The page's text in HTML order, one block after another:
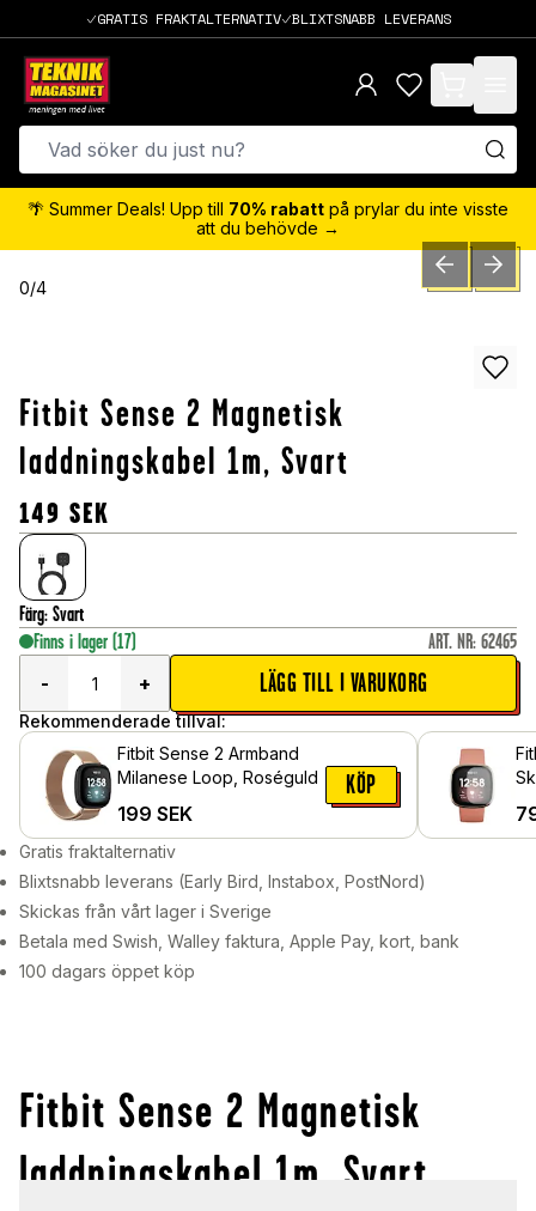
GRATIS FRAKTALTERNATIV BLIXTSNABB LEVERANS
items in cart,
🌴 Summer Deals! Upp till 70% rabatt på prylar du inte visste
att du behövde →
0/4 PREVIOUSNEXT
Fitbit Sense 2 Magnetisk
laddningskabel 1m, Svart
149 SEK
Färg: Svart
Finns i lager (17) ART. NR: 62465
-
+ LÄGG TILL I VARUKORG
Rekommenderade tillval:
Fitbit Sense 2 Armband
Milanese Loop, Roséguld
199 SEK
KÖP
Gratis fraktalternativ
Blixtsnabb leverans (Early Bird, Instabox, PostNord)
Skickas från vårt lager i Sverige
Betala med Swish, Walley faktura, Apple Pay, kort, bank
100 dagars öppet köp
Fitbit Sense 2 Magnetisk
laddningskabel 1m, Svart